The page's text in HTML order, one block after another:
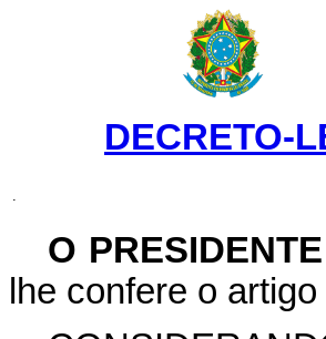
DECRETO-
.
O
lhe confere o